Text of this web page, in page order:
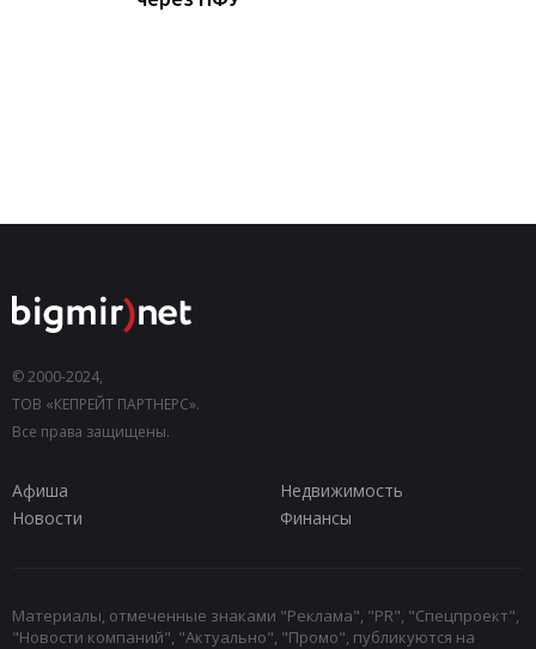
© 2000-2024,
ТОВ «КЕПРЕЙТ ПАРТНЕРС».
Все права защищены.
Афиша
Недвижимость
Новости
Финансы
Материалы, отмеченные знаками "Реклама", "PR", "Спецпроект",
"Новости компаний", "Актуально", "Промо", публикуются на